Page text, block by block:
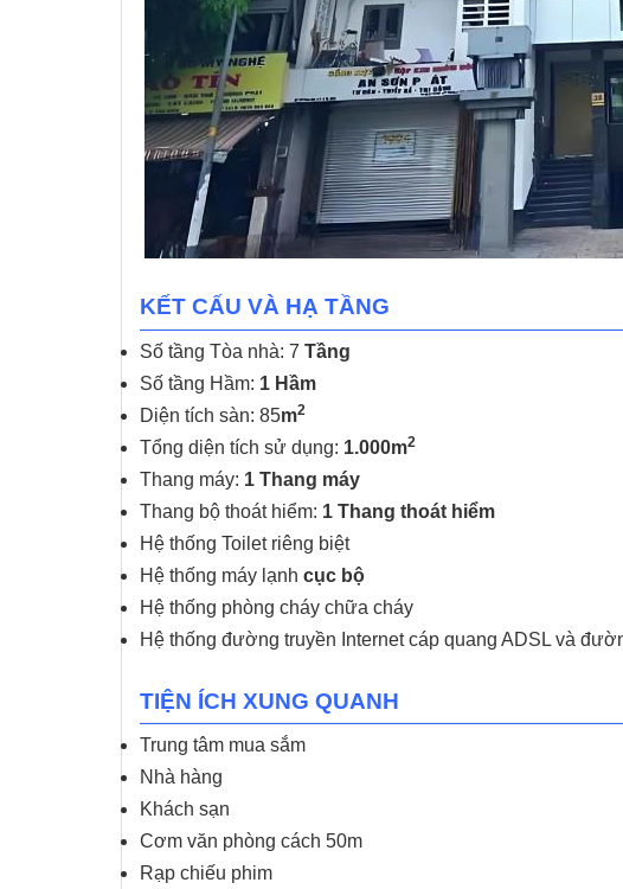
KẾT CẤU VÀ HẠ TẦNG
Số tầng Tòa nhà: 7 Tầng
Số tầng Hầm: 1 Hầm
Diện tích sàn: 85m2
Tổng diện tích sử dụng: 1.000m2
Thang máy: 1 Thang máy
Thang bộ thoát hiểm: 1 Thang thoát hiểm
Hệ thống Toilet riêng biệt
Hệ thống máy lạnh cục bộ
Hệ thống phòng cháy chữa cháy
Hệ thống đường truyền Internet cáp quang ADSL và
TIỆN ÍCH XUNG QUANH
Trung tâm mua sắm
Nhà hàng
Khách sạn
Cơm văn phòng cách 50m
Rạp chiếu phim